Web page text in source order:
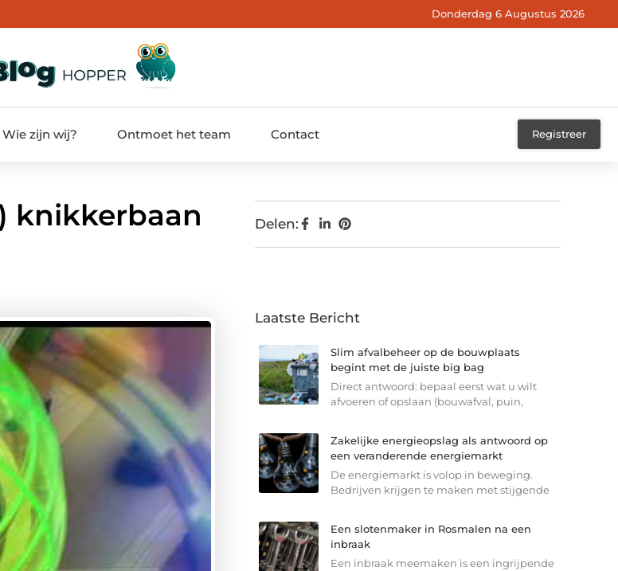
Donderdag 6 Augustus 2026
Wie zijn wij? Ontmoet het team Contact Registreer
knikkerbaan
Delen:
Laatste Bericht
Slim afvalbeheer op de bouwplaats
begint met de juiste big bag
Direct antwoord: bepaal eerst wat u wilt
afvoeren of opslaan (bouwafval, puin,
Zakelijke energieopslag als antwoord op
een veranderende energiemarkt
De energiemarkt is volop in beweging.
Bedrijven krijgen te maken met stijgende
Een slotenmaker in Rosmalen na een
inbraak
Een inbraak meemaken is een ingrijpende